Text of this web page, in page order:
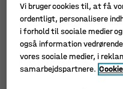
Reol TRANSFORM,
påbygningssektion med
4 trådhylder,
1576x900x500 mm
Art. nr.:216513
Vi bruger cookies til, at få
ordentligt, personalisere
i forhold til sociale medier
også information
vores sociale medier, i
samarbejdspartnere.